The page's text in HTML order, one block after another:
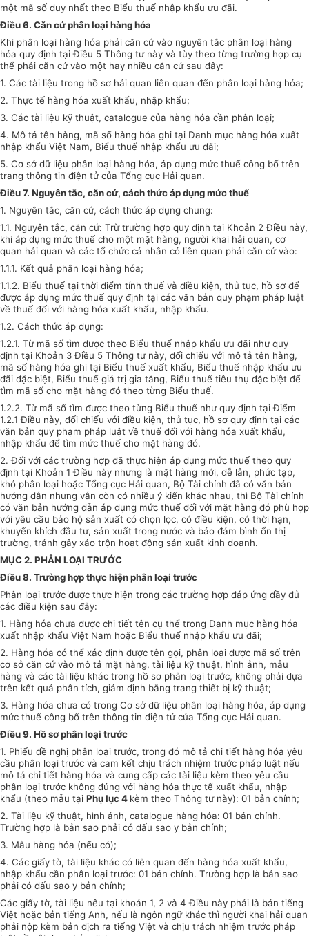
một mã số duy nhất theo Biểu thuế nhập khẩu ưu đãi.
Điều 6. Căn cứ phân loại hàng hóa
Khi phân loại hàng hóa phải căn cứ vào nguyên tắc phân loại hàng
hóa quy định tại Điều 5 Thông tư này và tùy theo từng trường hợp cụ
thể phải căn cứ vào một hay nhiều căn cứ sau đây:
1. Các tài liệu trong hồ sơ hải quan liên quan đến phân loại hàng hóa;
2. Thực tế hàng hóa xuất khẩu, nhập khẩu;
3. Các tài liệu kỹ thuật, catalogue của hàng hóa cần phân loại;
4. Mô tả tên hàng, mã số hàng hóa ghi tại Danh mục hàng hóa xuất
nhập khẩu Việt Nam, Biểu thuế nhập khẩu ưu đãi;
5. Cơ sở dữ liệu phân loại hàng hóa, áp dụng mức thuế công bố trên
trang thông tin điện tử của Tổng cục Hải quan.
Điều 7. Nguyên tắc, căn cứ, cách thức áp dụng mức thuế
1. Nguyên tắc, căn cứ, cách thức áp dụng chung:
1.1. Nguyên tắc, căn cứ: Trừ trường hợp quy định tại Khoản 2 Điều này,
khi áp dụng mức thuế cho một mặt hàng, người khai hải quan, cơ
quan hải quan và các tổ chức cá nhân có liên quan phải căn cứ vào:
1.1.1. Kết quả phân loại hàng hóa;
1.1.2. Biểu thuế tại thời điểm tính thuế và điều kiện, thủ tục, hồ sơ để
được áp dụng mức thuế quy định tại các văn bản quy phạm pháp luật
về thuế đối với hàng hóa xuất khẩu, nhập khẩu.
1.2. Cách thức áp dụng:
1.2.1. Từ mã số tìm được theo Biểu thuế nhập khẩu ưu đãi như quy
định tại Khoản 3 Điều 5 Thông tư này, đối chiếu với mô tả tên hàng,
mã số hàng hóa ghi tại Biểu thuế xuất khẩu, Biểu thuế nhập khẩu ưu
đãi đặc biệt, Biểu thuế giá trị gia tăng, Biểu thuế tiêu thụ đặc biệt để
tìm mã số cho mặt hàng đó theo từng Biểu thuế.
1.2.2. Từ mã số tìm được theo từng Biểu thuế như quy định tại Điểm
1.2.1 Điều này, đối chiếu với điều kiện, thủ tục, hồ sơ quy định tại các
văn bản quy phạm pháp luật về thuế đối với hàng hóa xuất khẩu,
nhập khẩu để tìm mức thuế cho mặt hàng đó.
2. Đối với các trường hợp đã thực hiện áp dụng mức thuế theo quy
định tại Khoản 1 Điều này nhưng là mặt hàng mới, dễ lẫn, phức tạp,
khó phân loại hoặc Tổng cục Hải quan, Bộ Tài chính đã có văn bản
hướng dẫn nhưng vẫn còn có nhiều ý kiến khác nhau, thì Bộ Tài chính
có văn bản hướng dẫn áp dụng mức thuế đối với mặt hàng đó phù hợp
với yêu cầu bảo hộ sản xuất có chọn lọc, có điều kiện, có thời hạn,
khuyến khích đầu tư, sản xuất trong nước và bảo đảm bình ổn thị
trường, tránh gây xáo trộn hoạt động sản xuất kinh doanh.
MỤC 2. PHÂN LOẠI TRƯỚC
Điều 8. Trường hợp thực hiện phân loại trước
Phân loại trước được thực hiện trong các trường hợp đáp ứng đầy đủ
các điều kiện sau đây:
1. Hàng hóa chưa được chi tiết tên cụ thể trong Danh mục hàng hóa
xuất nhập khẩu Việt Nam hoặc Biểu thuế nhập khẩu ưu đãi;
2. Hàng hóa có thể xác định được tên gọi, phân loại được mã số trên
cơ sở căn cứ vào mô tả mặt hàng, tài liệu kỹ thuật, hình ảnh, mẫu
hàng và các tài liệu khác trong hồ sơ phân loại trước, không phải dựa
trên kết quả phân tích, giám định bằng trang thiết bị kỹ thuật;
3. Hàng hóa chưa có trong Cơ sở dữ liệu phân loại hàng hóa, áp dụng
mức thuế công bố trên thông tin điện tử của Tổng cục Hải quan.
Điều 9. Hồ sơ phân loại trước
1. Phiếu đề nghị phân loại trước, trong đó mô tả chi tiết hàng hóa yêu
cầu phân loại trước và cam kết chịu trách nhiệm trước pháp luật nếu
mô tả chi tiết hàng hóa và cung cấp các tài liệu kèm theo yêu cầu
phân loại trước không đúng với hàng hóa thực tế xuất khẩu, nhập
khẩu (theo mẫu tại Phụ lục 4 kèm theo Thông tư này): 01 bản chính;
2. Tài liệu kỹ thuật, hình ảnh, catalogue hàng hóa: 01 bản chính.
Trường hợp là bản sao phải có dấu sao y bản chính;
3. Mẫu hàng hóa (nếu có);
4. Các giấy tờ, tài liệu khác có liên quan đến hàng hóa xuất khẩu,
nhập khẩu cần phân loại trước: 01 bản chính. Trường hợp là bản sao
phải có dấu sao y bản chính;
Các giấy tờ, tài liệu nêu tại khoản 1, 2 và 4 Điều này phải là bản tiếng
Việt hoặc bản tiếng Anh, nếu là ngôn ngữ khác thì người khai hải quan
phải nộp kèm bản dịch ra tiếng Việt và chịu trách nhiệm trước pháp